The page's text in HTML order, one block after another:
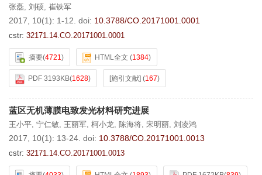
张磊, 刘硕, 崔铁军
2017, 10(1): 1-12. doi: 10.3788/CO.20171001.0001
cstr: 32171.14.CO.20171001.0001
摘要(4721) HTML全文 (1384)
PDF 3193KB(1628) [施引文献] (167)
蓝区无机薄膜电致发光材料研究进展
王小平, 宁仁敏, 王丽军, 柯小龙, 陈海将, 宋明丽, 刘凌鸿
2017, 10(1): 13-24. doi: 10.3788/CO.20171001.0013
cstr: 32171.14.CO.20171001.0013